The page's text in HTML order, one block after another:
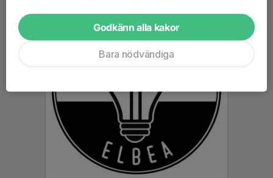
Godkänn alla kakor
Bara nödvändiga